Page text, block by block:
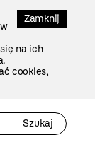
Zamknij
na ich
cookies,